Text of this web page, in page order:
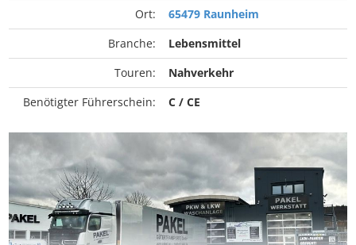
Ort:
65479 Raunheim
Branche:
Lebensmittel
Touren:
Nahverkehr
Benötigter Führerschein:
C / CE